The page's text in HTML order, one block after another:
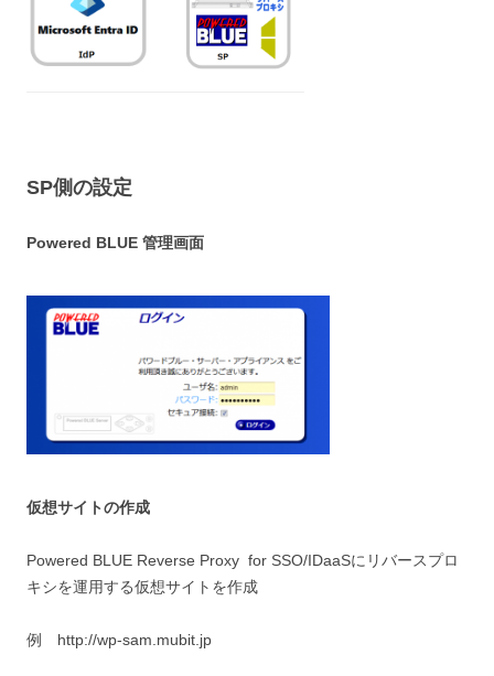
SP側の設定
Powered BLUE 管理画面
仮想サイトの作成
Powered BLUE Reverse Proxy for SSO/IDaaSにリバースプロ
キシを運用する仮想サイトを作成
例 http://wp-sam.mubit.jp